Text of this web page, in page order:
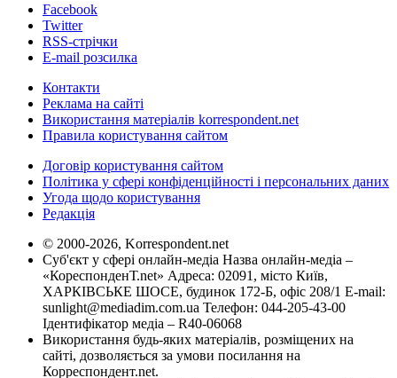
Facebook
Twitter
RSS-стрічки
E-mail розсилка
Контакти
Реклама на сайті
Використання матеріалів korrespondent.net
Правила користування сайтом
Договір користування сайтом
Політика у сфері конфіденційності і персональних даних
Угода щодо користування
Редакція
© 2000-2026, Korrespondent.net
Суб'єкт у сфері онлайн-медіа Назва онлайн-медіа –
«КореспонденТ.net» Адреса: 02091, місто Київ,
ХАРКІВСЬКЕ ШОСЕ, будинок 172-Б, офіс 208/1 E-mail:
sunlight@mediadim.com.ua Телефон: 044-205-43-00
Ідентифікатор медіа – R40-06068
Використання будь-яких матеріалів, розміщених на
сайті, дозволяється за умови посилання на
Корреспондент.net.